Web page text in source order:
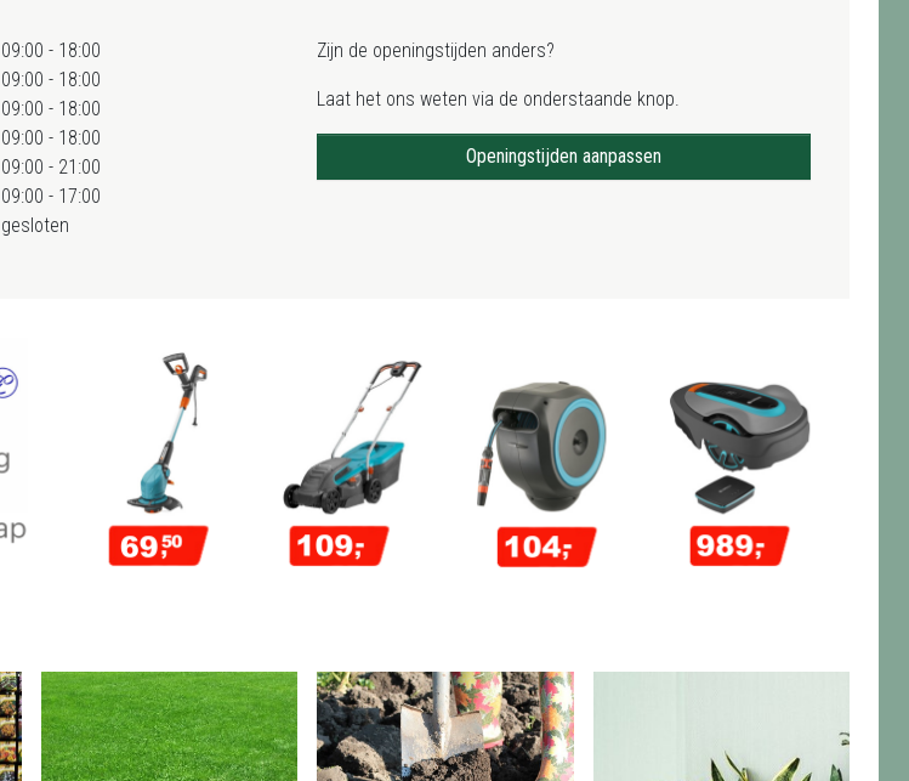
09:00 - 18:00
09:00 - 18:00
09:00 - 18:00
09:00 - 18:00
09:00 - 21:00
09:00 - 17:00
gesloten
Zijn de openingstijden anders?
Laat het ons weten via de onderstaande knop.
Openingstijden aanpassen